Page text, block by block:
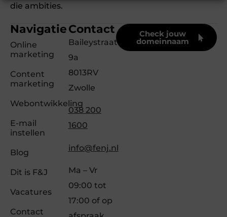
die ambities.
Navigatie
Online
marketing
Content
marketing
Webontwikkeling
E-mail
instellen
Blog
Dit is F&J
Vacatures
Contact
Contact
Baileystraat
9a
8013RV
Zwolle
038 200
1600
info@fenj.nl
Ma – Vr
09:00 tot
17:00 of op
Check jouw
domeinnaam